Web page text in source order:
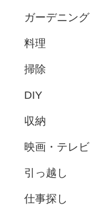
ガーデニング
料理
掃除
DIY
収納
映画・テレ
引っ越し
仕事探し